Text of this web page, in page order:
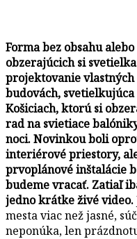
Forma bez obsahu
obzerajúcich si
projektovanie
budovách,
Košiciach, ktorú si
rad na svietiace
noci. Novinkou boli
interiérové priestory,
prvoplánové inštalácie
budeme vracať. Zatiaľ
jedno krátke živé video.
mesta viac než jasné,
neponúka, len